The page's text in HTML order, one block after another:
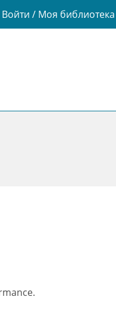
Login / My
Войти / Моя